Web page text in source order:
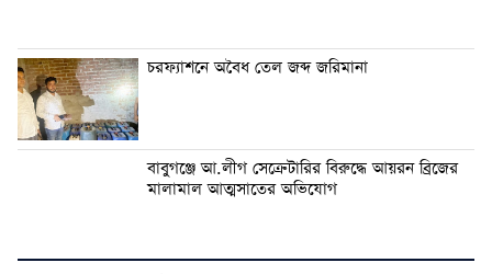
চরফ্যাশনে অবৈধ তেল জব্দ জরিমানা
বাবুগঞ্জে আ.লীগ সেক্রেটারির বিরুদ্ধে আয়রন ব্রিজের
মালামাল আত্মসাতের অভিযোগ